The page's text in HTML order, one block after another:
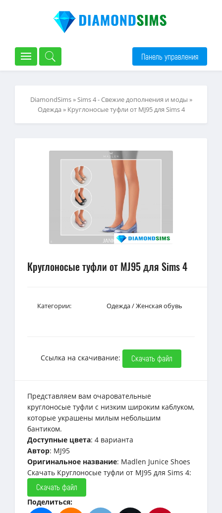
Панель управления
DiamondSims»Sims 4 - Свежие дополнения и моды »
Одежда» Круглоносые туфли от MJ95 для Sims 4
Круглоносые туфли от MJ95 для Sims 4
Категории: Одежда/Женская обувь
Ссылка на скачивание: Скачать файл
Представляем вам очаровательные
круглоносые туфли с низким широким каблуком,
которые украшены милым небольшим
бантиком.
Доступные цвета: 4 варианта
Автор: MJ95
Оригинальное название: Madlen Junice Shoes
Скачать Круглоносые туфли от MJ95 для Sims 4:
Скачать файл
Поделиться: